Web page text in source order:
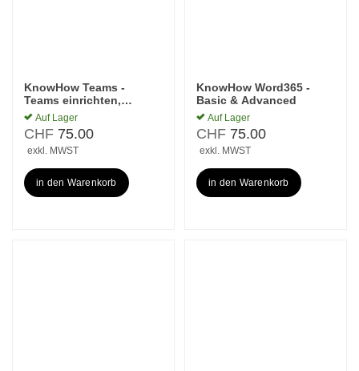
KnowHow Teams -
Teams einrichten,
anpassen &
Zusammenarbeit
Auf Lager
CHF 75.00
exkl. MWST
in den Warenkorb
KnowHow Word365 -
Basic & Advanced
Auf Lager
CHF 75.00
exkl. MWST
in den Warenkorb